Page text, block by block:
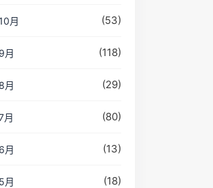
月 (53)
月 (118)
月 (29)
月 (80)
月 (13)
月 (18)